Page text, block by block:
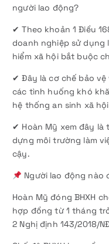
người lao động?
✔ Theo khoản 1 Điều
doanh nghiệp sử dụng
hiểm xã hội bắt buộc
✔ Đây là cơ chế bảo
các tình huống khó
hệ thống an sinh xã
✔ Hoàn Mỹ xem đây là
dựng môi trường làm
cậy.
Người lao động nào
Hoàn Mỹ đóng BHXH
hợp đồng từ 1 tháng
2 Nghị định 143/2018/